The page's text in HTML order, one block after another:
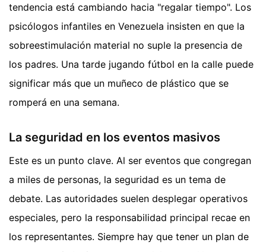
tendencia está cambiando hacia "regalar tiempo". Los
psicólogos infantiles en Venezuela insisten en que la
sobreestimulación material no suple la presencia de
los padres. Una tarde jugando fútbol en la calle puede
significar más que un muñeco de plástico que se
romperá en una semana.
La seguridad en los eventos masivos
Este es un punto clave. Al ser eventos que congregan
a miles de personas, la seguridad es un tema de
debate. Las autoridades suelen desplegar operativos
especiales, pero la responsabilidad principal recae en
los representantes. Siempre hay que tener un plan de